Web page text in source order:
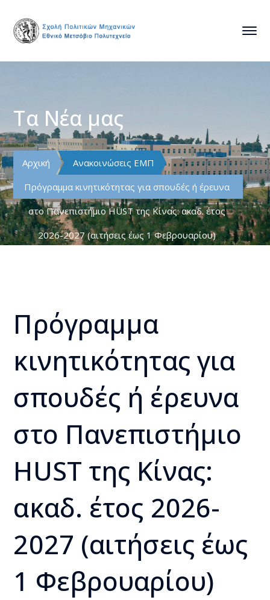
Τα Νέα μας
Αρχική
Ανακοινώσεις ΕΜΠ
Πρόγραμμα κινητικότητας για σπουδές ή έρευνα
στο Πανεπιστήμιο HUST της Κίνας: ακαδ. έτος
2026-2027 (αιτήσεις έως 1 Φεβρουαρίου)
Πρόγραμμα
κινητικότητας για
σπουδές ή έρευνα
στο Πανεπιστήμιο
HUST της Κίνας:
ακαδ. έτος 2026-
2027 (αιτήσεις έως
1 Φεβρουαρίου)